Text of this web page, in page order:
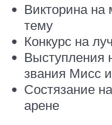
Викторина
тему
Конкурс на
Выступления
звания Мисс
Состязание
арене